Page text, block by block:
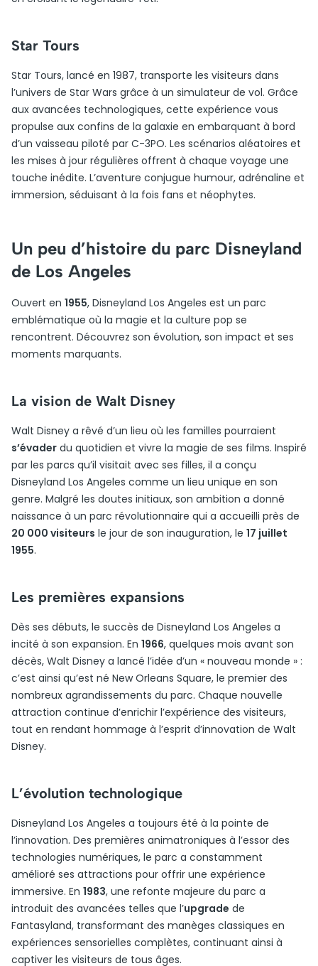
Star Tours
Star Tours, lancé en 1987, transporte les visiteurs dans
l’univers de Star Wars grâce à un simulateur de vol. Grâce
aux avancées technologiques, cette expérience vous
propulse aux confins de la galaxie en embarquant à bord
d’un vaisseau piloté par C-3PO. Les scénarios aléatoires et
les mises à jour régulières offrent à chaque voyage une
touche inédite. L’aventure conjugue humour, adrénaline et
immersion, séduisant à la fois fans et néophytes.
Un peu d’histoire du parc Disneyland
de Los Angeles
Ouvert en 1955, Disneyland Los Angeles est un parc
emblématique où la magie et la culture pop se
rencontrent. Découvrez son évolution, son impact et ses
moments marquants.
La vision de Walt Disney
Walt Disney a rêvé d’un lieu où les familles pourraient
s’évader du quotidien et vivre la magie de ses films. Inspiré
par les parcs qu’il visitait avec ses filles, il a conçu
Disneyland Los Angeles comme un lieu unique en son
genre. Malgré les doutes initiaux, son ambition a donné
naissance à un parc révolutionnaire qui a accueilli près de
20 000 visiteurs le jour de son inauguration, le 17 juillet
1955.
Les premières expansions
Dès ses débuts, le succès de Disneyland Los Angeles a
incité à son expansion. En 1966, quelques mois avant son
décès, Walt Disney a lancé l’idée d’un « nouveau monde » :
c’est ainsi qu’est né New Orleans Square, le premier des
nombreux agrandissements du parc. Chaque nouvelle
attraction continue d’enrichir l’expérience des visiteurs,
tout en rendant hommage à l’esprit d’innovation de Walt
Disney.
L’évolution technologique
Disneyland Los Angeles a toujours été à la pointe de
l’innovation. Des premières animatroniques à l’essor des
technologies numériques, le parc a constamment
amélioré ses attractions pour offrir une expérience
immersive. En 1983, une refonte majeure du parc a
introduit des avancées telles que l’upgrade de
Fantasyland, transformant des manèges classiques en
expériences sensorielles complètes, continuant ainsi à
captiver les visiteurs de tous âges.